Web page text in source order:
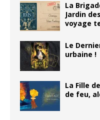
La
Jardin
voyage
Le
urbaine !
La Fille
de feu,